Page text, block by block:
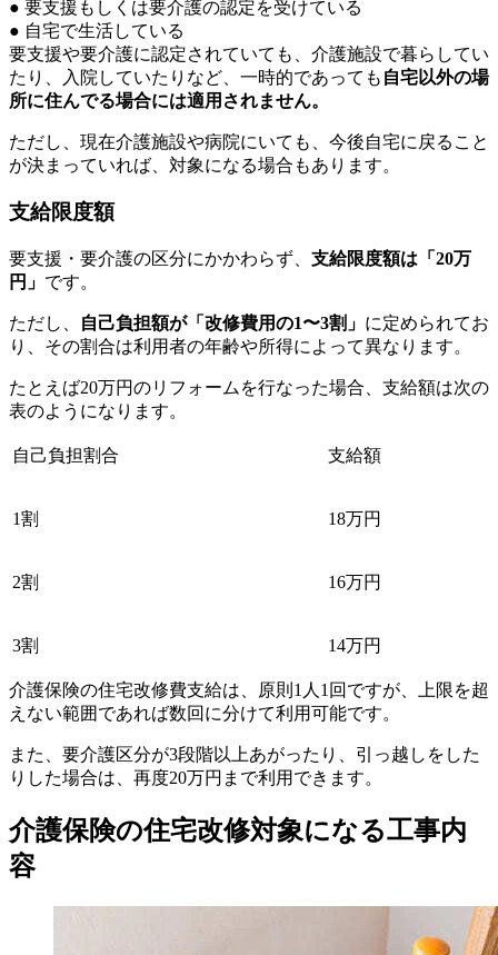
● 要支援もしくは要介護の認定を受けている
● 自宅で生活している
要支援や要介護に認定されていても、介護施設で暮らしてい
たり、入院していたりなど、一時的であっても 自宅以外の場
所に住んでる場合には適用されません。
ただし、現在介護施設や病院にいても、今後自宅に戻ること
が決まっていれば、対象になる場合もあります。
支給限度額
要支援・要介護の区分にかかわらず、 支給限度額は「20万
円」 です。
ただし、 自己負担額が「改修費用の1〜3割」 に定められてお
り、その割合は利用者の年齢や所得によって異なります。
たとえば20万円のリフォームを行なった場合、支給額は次の
表のようになります。
自己負担割合 支給額
1割 18万円
2割 16万円
3割 14万円
介護保険の住宅改修費支給は、原則1人1回ですが、上限を超
えない範囲であれば数回に分けて利用可能です。
また、要介護区分が3段階以上あがったり、引っ越しをした
りした場合は、再度20万円まで利用できます。
介護保険の住宅改修対象になる工事内
容